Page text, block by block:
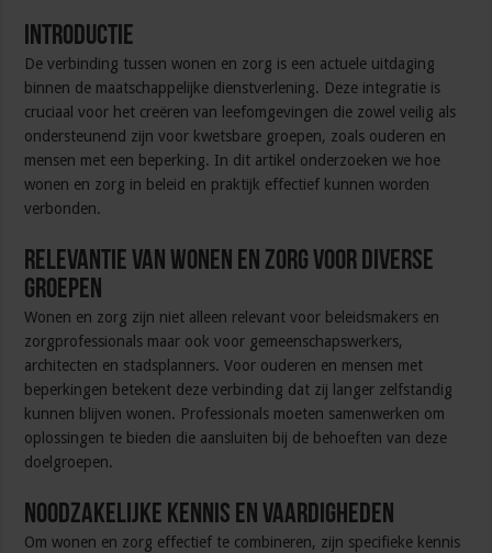
zorg
in
beleid
en
praktijk?
Introductie
De verbinding tussen wonen en zorg is een actuele uitdaging
binnen de maatschappelijke dienstverlening. Deze integratie is
cruciaal voor het creëren van leefomgevingen die zowel veilig als
ondersteunend zijn voor kwetsbare groepen, zoals ouderen en
mensen met een beperking. In dit artikel onderzoeken we hoe
wonen en zorg in beleid en praktijk effectief kunnen worden
verbonden.
Relevantie van wonen en zorg voor diverse
groepen
Wonen en zorg zijn niet alleen relevant voor beleidsmakers en
zorgprofessionals maar ook voor gemeenschapswerkers,
architecten en stadsplanners. Voor ouderen en mensen met
beperkingen betekent deze verbinding dat zij langer zelfstandig
kunnen blijven wonen. Professionals moeten samenwerken om
oplossingen te bieden die aansluiten bij de behoeften van deze
doelgroepen.
Noodzakelijke kennis en vaardigheden
Om wonen en zorg effectief te combineren, zijn specifieke kennis